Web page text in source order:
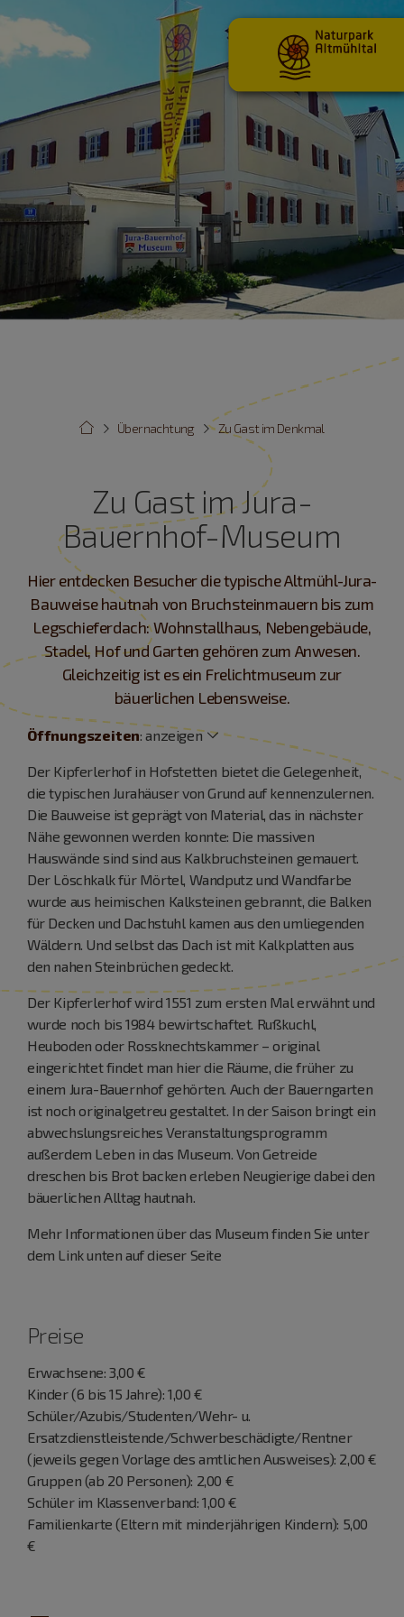
Zu Gast im Denkmal
Übernachtung
Zu Gast im Jura-
Bauernhof-Museum
Hier entdecken Besucher die typische Altmühl-Jura-
Bauweise hautnah von Bruchsteinmauern bis zum
Legschieferdach: Wohnstallhaus, Nebengebäude,
Stadel, Hof und Garten gehören zum Anwesen.
Gleichzeitig ist es ein Frelichtmuseum zur
bäuerlichen Lebensweise.
Öffnungszeiten:anzeigen
Der Kipferlerhof in Hofstetten bietet die Gelegenheit,
die typischen Jurahäuser von Grund auf kennenzulernen.
Die Bauweise ist geprägt von Material, das in nächster
Nähe gewonnen werden konnte: Die massiven
Hauswände sind sind aus Kalkbruchsteinen gemauert.
Der Löschkalk für Mörtel, Wandputz und Wandfarbe
wurde aus heimischen Kalksteinen gebrannt, die Balken
für Decken und Dachstuhl kamen aus den umliegenden
Wäldern. Und selbst das Dach ist mit Kalkplatten aus
den nahen Steinbrüchen gedeckt.
Der Kipferlerhof wird 1551 zum ersten Mal erwähnt und
wurde noch bis 1984 bewirtschaftet. Rußkuchl,
Heuboden oder Rossknechtskammer – original
eingerichtet findet man hier die Räume, die früher zu
einem Jura-Bauernhof gehörten. Auch der Bauerngarten
ist noch originalgetreu gestaltet. In der Saison bringt ein
abwechslungsreiches Veranstaltungsprogramm
außerdem Leben in das Museum. Von Getreide
dreschen bis Brot backen erleben Neugierige dabei den
bäuerlichen Alltag hautnah.
Mehr Informationen über das Museum finden Sie unter
dem Link unten auf dieser Seite
Preise
Erwachsene: 3,00 €
Kinder (6 bis 15 Jahre): 1,00 €
Schüler/Azubis/Studenten/Wehr- u.
Ersatzdienstleistende/Schwerbeschädigte/Rentner
(jeweils gegen Vorlage des amtlichen Ausweises): 2,00 €
Gruppen (ab 20 Personen): 2,00 €
Schüler im Klassenverband: 1,00 €
Familienkarte (Eltern mit minderjährigen Kindern): 5,00
€